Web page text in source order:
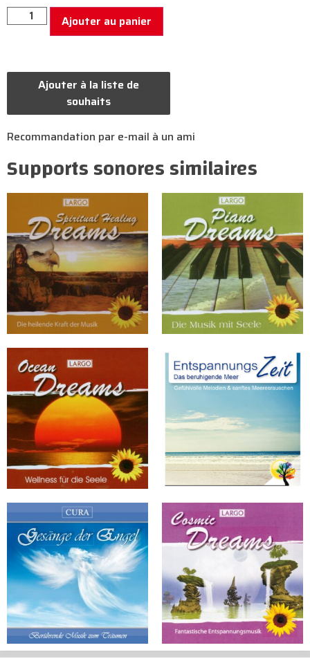
Ajouter au panier
Ajouter à la liste de
souhaits
Recommandation par e-mail à un ami
Supports sonores similaires